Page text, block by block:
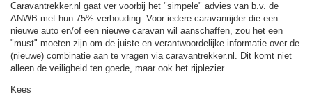
Caravantrekker.nl gaat ver voorbij het "simpele" advies van b.v. de
ANWB met hun 75%-verhouding. Voor iedere caravanrijder die een
nieuwe auto en/of een nieuwe caravan wil aanschaffen, zou het een
"must" moeten zijn om de juiste en verantwoordelijke informatie over de
(nieuwe) combinatie aan te vragen via caravantrekker.nl. Dit komt niet
alleen de veiligheid ten goede, maar ook het rijplezier.
Kees